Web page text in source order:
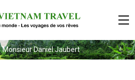
Monsieur Daniel Jaubert